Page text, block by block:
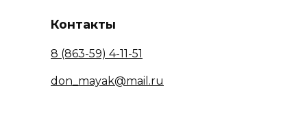
Контакты
8 (863-59) 4-11-51
don_mayak@mail.ru